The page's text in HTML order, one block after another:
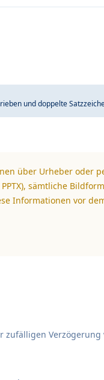
und doppelte
über Urheber oder
sämtliche
Informationen vor
Verzögerung